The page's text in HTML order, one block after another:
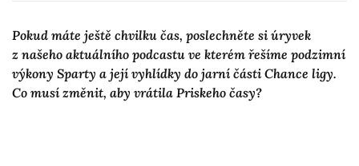
Pokud máte ještě chvilku čas, poslechněte si úryvek
z našeho aktuálního podcastu ve kterém řešíme podzimní
výkony Sparty a její vyhlídky do jarní části Chance ligy.
Co musí změnit, aby vrátila Priskeho časy?